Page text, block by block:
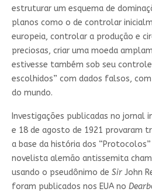
estruturar um esquema de
planos como o de controlar
europeia, controlar a produção e
preciosas, criar uma moeda
estivesse também sob seu
escolhidos” com dados falsos,
do mundo.
Investigações publicadas no jornal
e 18 de agosto de 1921 provaram
a base da história dos
novelista alemão antissemita
usando o pseudônimo de SirJohn
foram publicados nos EUA no